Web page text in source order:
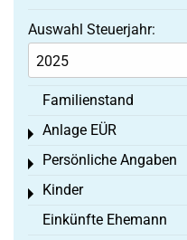
Auswahl Steuerjahr:
Familienstand
Anlage EÜR
Toggle menu
Persönliche Angaben
Toggle menu
Kinder
Toggle menu
Einkünfte Ehemann